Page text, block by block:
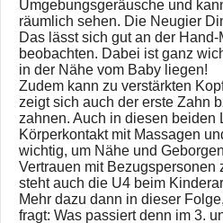
Umgebungsgeräusche und
räumlich sehen. Die Neugier
Das lässt sich gut an der
beobachten. Dabei ist ganz
in der Nähe vom Baby liegen!
Zudem kann zu verstärkten
zeigt sich auch der erste Zahn
zahnen. Auch in diesen beiden
Körperkontakt mit Massagen
wichtig, um Nähe und
Vertrauen mit Bezugspersonen
steht auch die U4 beim
Mehr dazu dann in dieser
fragt: Was passiert denn im 3.